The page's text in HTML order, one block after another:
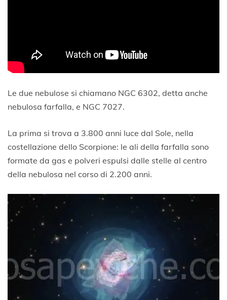
Le due nebulose si chiamano NGC 6302, detta anche
nebulosa farfalla, e NGC 7027.
La prima si trova a 3.800 anni luce dal Sole, nella
costellazione dello Scorpione: le ali della farfalla sono
formate da gas e polveri espulsi dalle stelle al centro
della nebulosa nel corso di 2.200 anni.